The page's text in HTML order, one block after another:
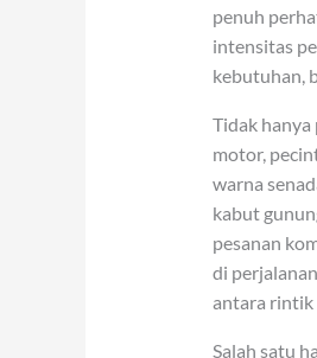
penuh
intensitas
kebutuhan,
Tidak hanya
motor,
warna
kabut
pesanan
di
antara rintik
Salah satu